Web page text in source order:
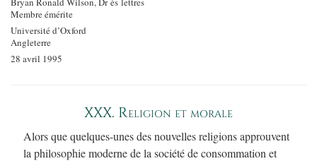
Membre émérite
Université d’Oxford
Angleterre
28 avril 1995
XXX. Religion et morale
Alors que quelques-unes des nouvelles religions approuvent
la philosophie moderne de la société de consommation et